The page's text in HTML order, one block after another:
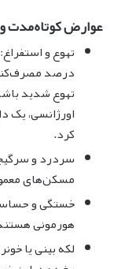
عوارض کوتاه‌مدت
درصد
تهوع شدید
اورژانسی،
کرد.
سردرد و
مسکن‌های
خستگی و
هورمونی
لکه بینی یا